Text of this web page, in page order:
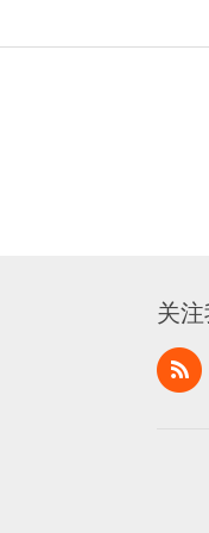
关